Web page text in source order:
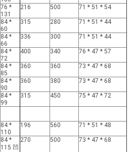
76 *
131
216 500 71 * 51 * 54
84 *
60
315 280 71 * 51 * 44
84 *
66
336 300 71 * 51 * 44
84 *
72
400 340 76 * 47 * 57
84 *
85
360 360 73 * 47 * 68
84 *
90
360 380 73 * 47 * 68
84 *
99
315 450 75 * 47 * 72
84 *
110
196 560 71 * 51 * 48
84 *
115 凹
270 500 73 * 47 * 68